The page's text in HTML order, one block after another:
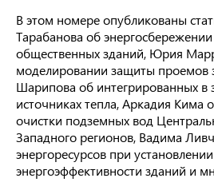
В этом номере опубликованы
Тарабанова об
общественных зданий, Юрия
моделировании защиты проемов
Шарипова об интегрированных в
источниках тепла, Аркадия Кима
очистки подземных вод
Западного регионов, Вадима
энергоресурсов при
энергоэффективности зданий и